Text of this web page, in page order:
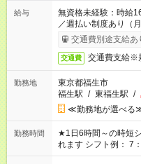
給与
無資格未経験：時給
／週払い制度あり（
了次第のお支払いと
交通費別途支給あ
交通費 交通費支給※
勤務地
東京都福生市
福生駅 / 東福生駅 /
≪勤務地が選べる≫
勤務時間
★1日6時間～の時短シフトOK ★都合に合わせ
れます シフト例： 7
18：00 11：00～20：00 など ※Wワークの